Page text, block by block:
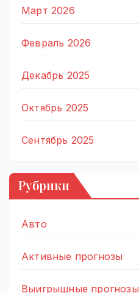
Март 2026
Февраль 2026
Декабрь 2025
Октябрь 2025
Сентябрь 2025
Рубрики
Авто
Активные прогнозы
Выигрышные прогнозы